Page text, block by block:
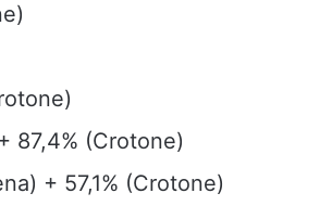
87,4% (Crotone)
+ 57,1% (Crotone)